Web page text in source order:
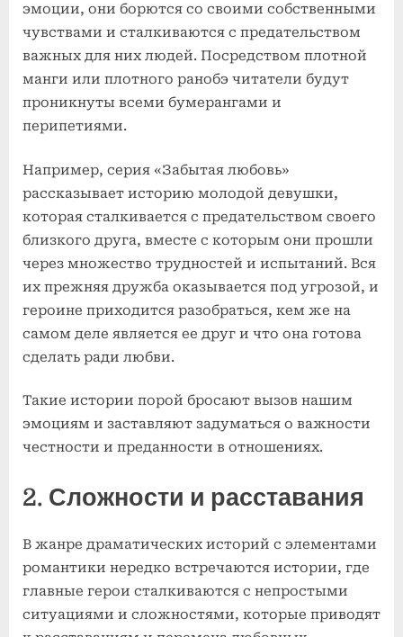
эмоции, они борются со своими собственными
чувствами и сталкиваются с предательством
важных для них людей. Посредством плотной
манги или плотного ранобэ читатели будут
проникнуты всеми бумерангами и
перипетиями.
Например, серия «Забытая любовь»
рассказывает историю молодой девушки,
которая сталкивается с предательством своего
близкого друга, вместе с которым они прошли
через множество трудностей и испытаний. Вся
их прежняя дружба оказывается под угрозой, и
героине приходится разобраться, кем же на
самом деле является ее друг и что она готова
сделать ради любви.
Такие истории порой бросают вызов нашим
эмоциям и заставляют задуматься о важности
честности и преданности в отношениях.
2. Сложности и расставания
В жанре драматических историй с элементами
романтики нередко встречаются истории, где
главные герои сталкиваются с непростыми
ситуациями и сложностями, которые приводят